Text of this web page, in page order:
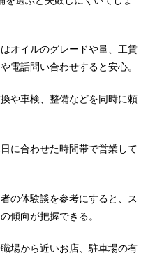
オイルのグレードや量、工賃
電話問い合わせすると安心。
や車検、整備などを同時に頼
に合わせた時間帯で営業して
の体験談を参考にすると、ス
傾向が把握できる。
場から近いお店、駐車場の有